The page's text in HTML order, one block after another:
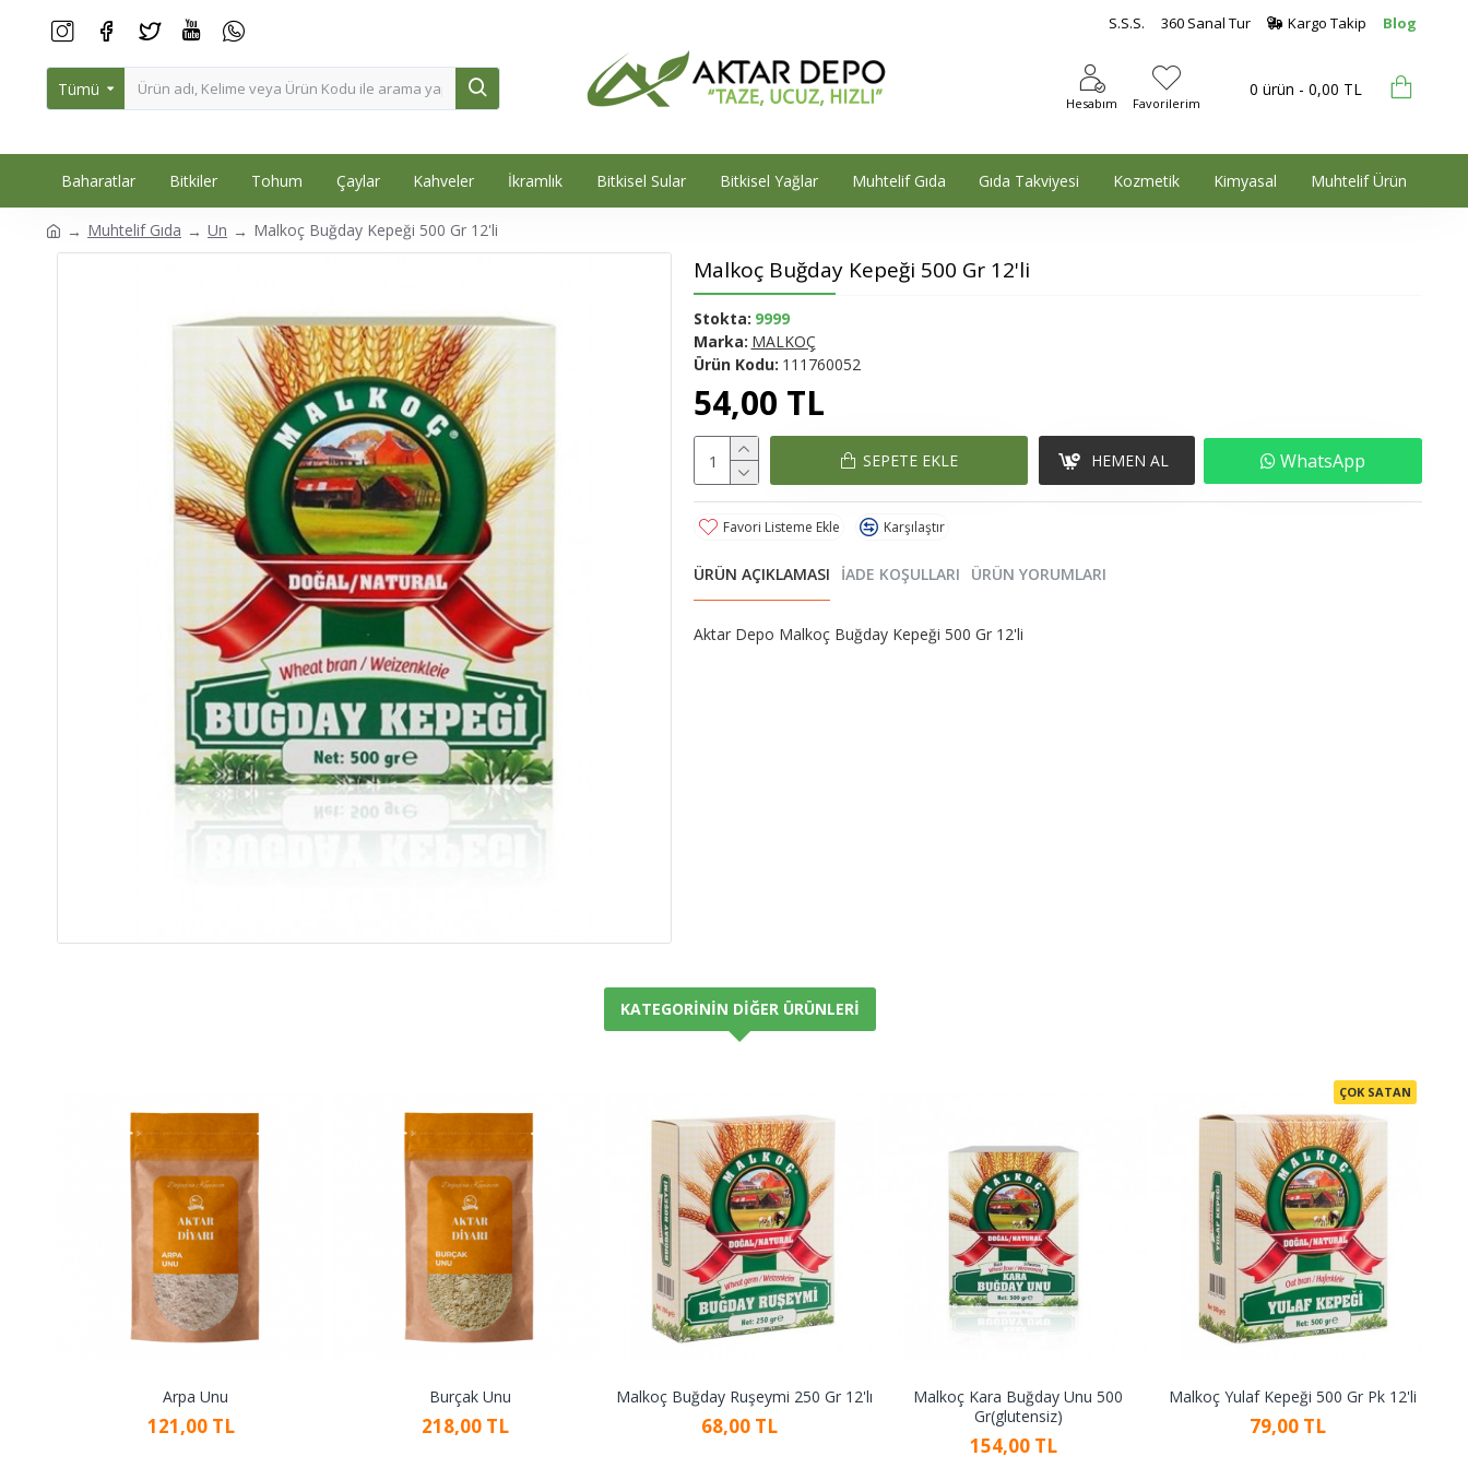
S.S.S. 360 Sanal Tur Kargo Takip Blog
Tümü
Hesabım Favorilerim
0 ürün - 0,00 TL
Baharatlar Bitkiler Tohum Çaylar Kahveler İkramlık Bitkisel Sular Bitkisel Yağlar Muhtelif Gıda Gıda Takviyesi Kozmetik Kimyasal Muhtelif Ürün
Muhtelif Gıda Un Malkoç Buğday Kepeği 500 Gr 12'li
Malkoç Buğday Kepeği 500 Gr 12'li
54,00 TL
Stokta: 9999
Marka: MALKOÇ
Ürün Kodu: 111760052
SEPETE EKLE HEMEN AL WhatsApp
Favori Listeme Ekle Karşılaştır
ÜRÜN AÇIKLAMASI İADE KOŞULLARI ÜRÜN YORUMLARI
Aktar Depo Malkoç Buğday Kepeği 500 Gr 12'li
KATEGORININ DIĞER ÜRÜNLERI
Arpa Unu
121,00 TL
Burçak Unu
218,00 TL
Malkoç Buğday Ruşeymi 250 Gr 12'lı
68,00 TL
Malkoç Kara Buğday Unu 500
Gr(glutensiz)
154,00 TL
ÇOK SATAN
Malkoç Yulaf Kepeği 500 Gr Pk 12'li
79,00 TL